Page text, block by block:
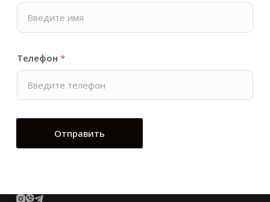
Телефон *
Отправить